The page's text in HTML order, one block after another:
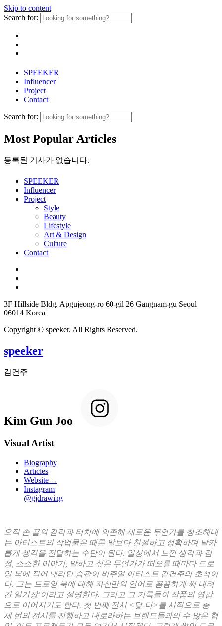
Skip to content
Search for:
SPEEKER
Influencer
Project
Contact
Search for:
Most Popular Articles
등록된 기사가 없습니다.
SPEEKER
Influencer
Project
Style
Beauty
Lifestyle
Art & Design
Culture
Contact
3F Hillside Bldg. Apgujeong-ro 60-gil 26 Gangnam-gu Seoul
06014 Korea
Copyright © speeker. All Rights Reserved.
speeker
김건주
Kim Gun Joo
Visual Artist
Biography
Articles
Website →
Instagram
@gjdrawing
오직 손 끝의 감각과 터치에 의존해 새로운 무언가를 창조해내
는 아티스트의 작업물은 때론 말보다 친절하고 정확하며 날카
롭게 생각을 전달하는 수단이 된다. 일상에서 느낀 생각과 감
정, 소소한 이야기, 말하고 싶은 무언가가 떠오를 때마다 드로
잉 북에 적어 내리던 습관이 비주얼 아티스트 김건주의 초석이
다. 그는 드로잉 북에 대해 자신만의 언어로 꼼꼼하게 써 내려
간 일기장’이라고 설명한다. 그리고 그 기록들이 작품의 영감
으로 이어지기도 한다. 첫 번째 전시 <닿-다>를 시작으로 총
세 번의 전시를 진행하고 내로라하는 브랜드들과의 수 많은 협